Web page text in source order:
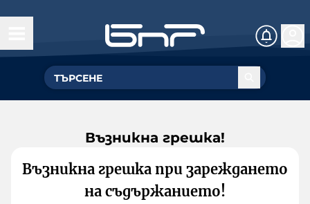
Възникна грешка!
Възникна грешка при зареждането
на съдържанието!